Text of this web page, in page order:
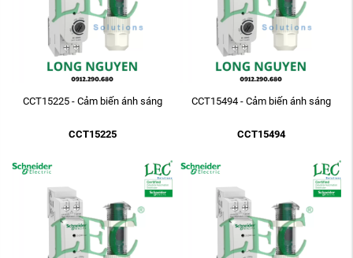
CCT15225 - Cảm biến ánh sáng
CCT15225
CCT15494 - Cảm biến ánh sáng
CCT15494